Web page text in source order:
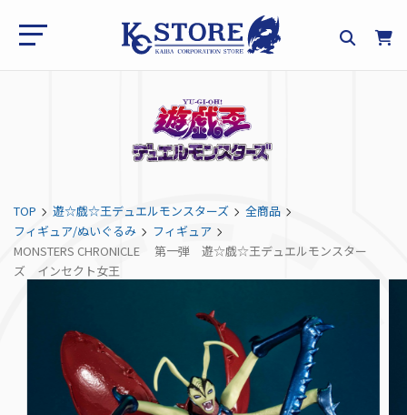
TOP 遊☆戯☆王デュエルモンスターズ
全商品
フィギュア/ぬいぐるみ
フィギュア
MONSTERS CHRONICLE 第一弾 遊☆戯☆王デュエルモンスター
ズ インセクト女王